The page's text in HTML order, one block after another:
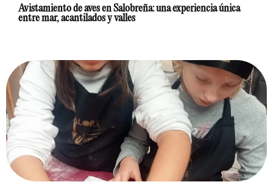
Avistamiento de aves en Salobreña: una experiencia única
entre mar, acantilados y valles